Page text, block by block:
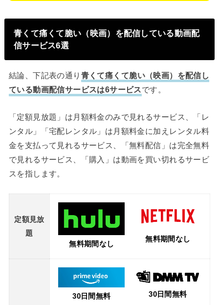
青くて痛くて脆い（映画）を配信している動画配
信サービス6選
結論、下記表の通り 青くて痛くて脆い（映画）を配信し
ている動画配信サービスは6サービスです。
「定額見放題」は月額料金のみで見れるサービス、「レ
ンタル」「宅配レンタル」は月額料金に加えレンタル料
金を支払って見れるサービス、「無料配信」は完全無料
で見れるサービス、「購入」は動画を買い切れるサービ
スを指します。
定額見放
題
無料期間なし
無料期間なし
30日間無料 30日間無料